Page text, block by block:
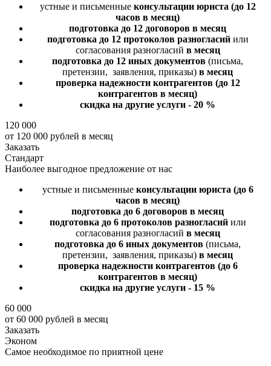
устные и письменные консультации юриста (до 12
часов в месяц)
подготовка до 12 договоров в месяц
подготовка до 12 протоколов разногласийили
согласования разногласий в месяц
подготовка до 12 иных документов (письма,
претензии, заявления, приказы) в месяц
проверка надежности контрагентов (до 12
контрагентов в месяц)
скидка на другие услуги - 20 %
120 000
от 120 000 рублей в месяц
Заказать
Стандарт
Наиболее выгодное предложение от нас
устные и письменные консультации юриста (до 6
часов в месяц)
подготовка до 6 договоров в месяц
подготовка до 6 протоколов разногласийили
согласования разногласий в месяц
подготовка до 6 иных документов (письма,
претензии, заявления, приказы) в месяц
проверка надежности контрагентов (до 6
контрагентов в месяц)
скидка на другие услуги - 15 %
60 000
от 60 000 рублей в месяц
Заказать
Эконом
Самое необходимое по приятной цене